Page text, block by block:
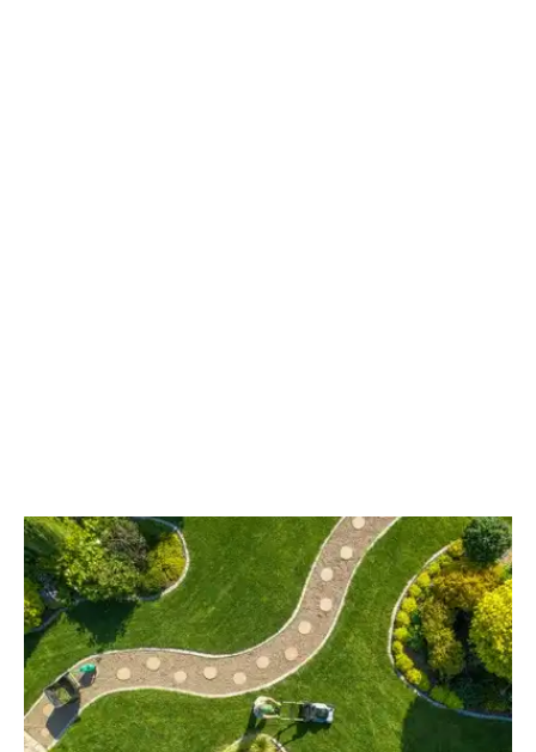
Service Jardinage Espace vert
Services d'espace vert
Service Entretien espace vert